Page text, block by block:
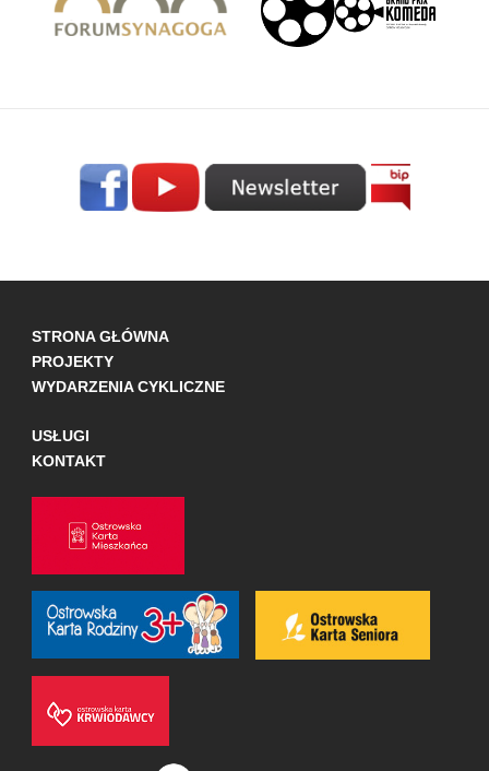
STRONA GŁÓWNA
PROJEKTY
WYDARZENIA CYKLICZNE
USŁUGI
KONTAKT